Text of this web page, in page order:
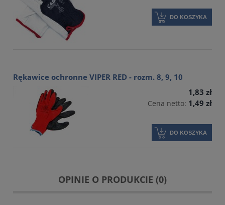
DO KOSZYKA
Rękawice ochronne VIPER RED - rozm. 8, 9, 10
1,83 zł
Cena netto: 1,49 zł
DO KOSZYKA
OPINIE O PRODUKCIE (0)